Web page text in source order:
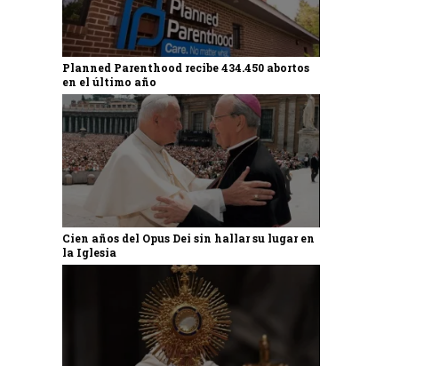
Planned Parenthood recibe 434.450 abortos
en el último año
Cien años del Opus Dei sin hallar su lugar en
la Iglesia